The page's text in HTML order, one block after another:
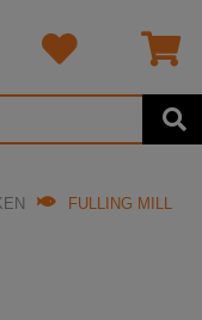
FULLING MILL